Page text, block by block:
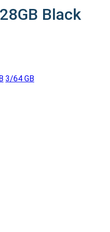
Black
3/64 GB